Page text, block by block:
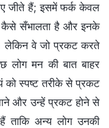
जीते हैं; इसमें फर्क केवल
कैसे सँभालता है और इनके
लेकिन वे जो प्रकट करते
लोग मन की बात बाहर
को स्पष्ट तरीके से प्रकट
और उन्हें प्रकट होने से
ताकि अन्य लोग उनकी